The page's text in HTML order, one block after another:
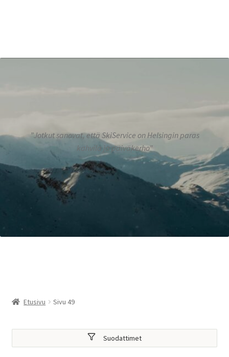
”Jotkut sanovat, että SkiService on Helsingin paras
kahvila ja päiväkerho”
Etusivu Sivu 49
Suodattimet